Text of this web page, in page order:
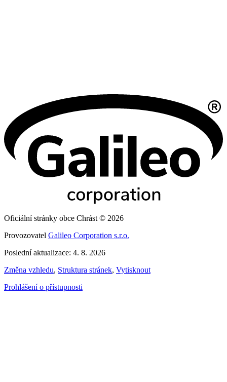
Oficiální stránky obce Chrást © 2026
Provozovatel Galileo Corporation s.r.o.
Poslední aktualizace: 4. 8. 2026
Změna vzhledu, Struktura stránek, Vytisknout
Prohlášení o přístupnosti